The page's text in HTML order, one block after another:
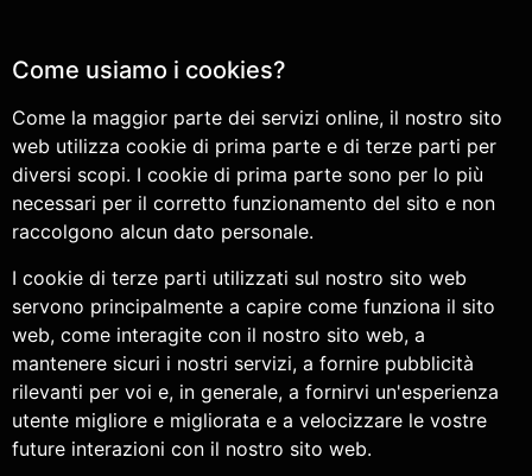
Come usiamo i cookies?
Come la maggior parte dei servizi online, il nostro sito
web utilizza cookie di prima parte e di terze parti per
diversi scopi. I cookie di prima parte sono per lo più
necessari per il corretto funzionamento del sito e non
raccolgono alcun dato personale.
I cookie di terze parti utilizzati sul nostro sito web
servono principalmente a capire come funziona il sito
web, come interagite con il nostro sito web, a
mantenere sicuri i nostri servizi, a fornire pubblicità
rilevanti per voi e, in generale, a fornirvi un'esperienza
utente migliore e migliorata e a velocizzare le vostre
future interazioni con il nostro sito web.